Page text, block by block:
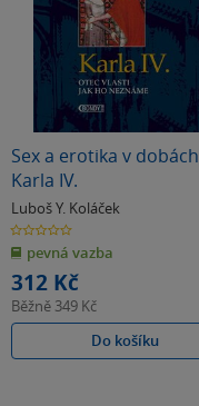
Sex a erotika v dobách
Karla IV.
Luboš Y. Koláček
0.0
z
5
hvězdiček
pevná vazba
312 Kč
Běžně 349 Kč
Do košíku